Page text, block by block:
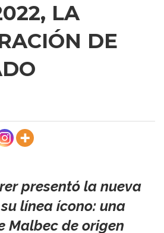
LA
DE
presentó la nueva
línea ícono: una
Malbec de origen